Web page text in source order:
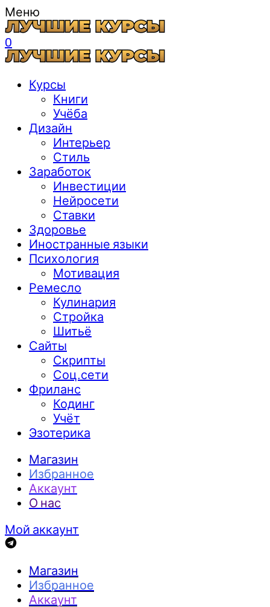
Меню
0
Курсы
Книги
Учёба
Дизайн
Интерьер
Стиль
Заработок
Инвестиции
Нейросети
Ставки
Здоровье
Иностранные языки
Психология
Мотивация
Ремесло
Кулинария
Стройка
Шитьё
Сайты
Скрипты
Соц.сети
Фриланс
Кодинг
Учёт
Эзотерика
Магазин
Избранное
Аккаунт
О нас
Мой аккаунт
Магазин
Избранное
Аккаунт